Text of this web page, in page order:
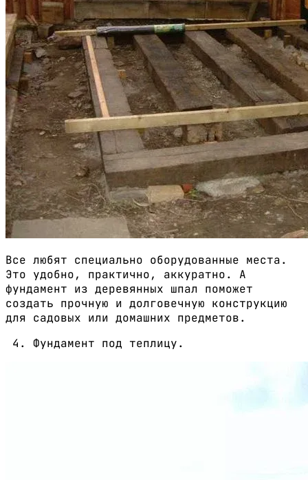
Все любят специально оборудованные места.
Это удобно, практично, аккуратно. А
фундамент из деревянных шпал поможет
создать прочную и долговечную конструкцию
для садовых или домашних предметов.
Фундамент под теплицу.